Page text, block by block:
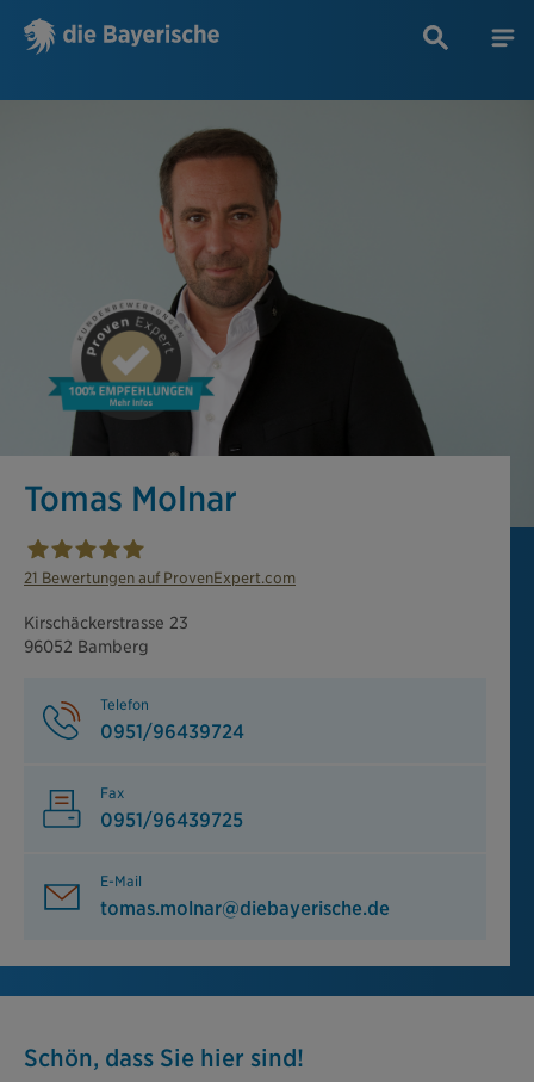
Tomas Molnar
Tomas Molnar
21 Bewertungen auf ProvenExpert.com
Kirschäckerstrasse 23
96052 Bamberg
Telefon
0951/96439724
Fax
0951/96439725
E-Mail
tomas.molnar@diebayerische.de
Schön, dass Sie hier sind!